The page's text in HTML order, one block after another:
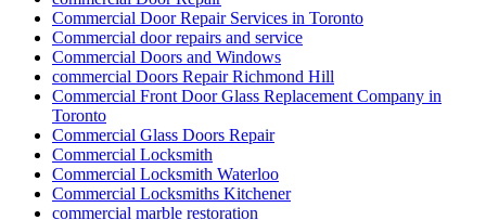
Commercial Door Repair Services in Toronto
Commercial door repairs and service
Commercial Doors and Windows
commercial Doors Repair Richmond Hill
Commercial Front Door Glass Replacement Company in
Toronto
Commercial Glass Doors Repair
Commercial Locksmith
Commercial Locksmith Waterloo
Commercial Locksmiths Kitchener
commercial marble restoration